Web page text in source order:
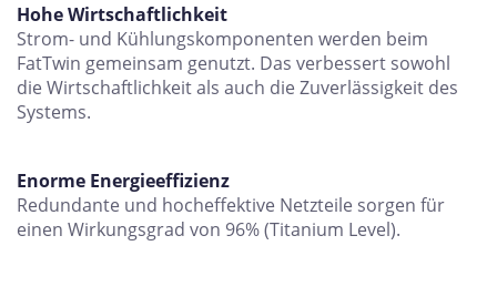
Hohe Wirtschaftlichkeit
Strom- und Kühlungskomponenten werden beim
FatTwin gemeinsam genutzt. Das verbessert sowohl
die Wirtschaftlichkeit als auch die Zuverlässigkeit des
Systems.
Enorme Energieeffizienz
Redundante und hocheffektive Netzteile sorgen für
einen Wirkungsgrad von 96% (Titanium Level).